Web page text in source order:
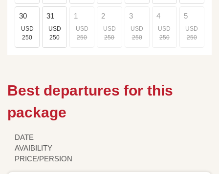
30
USD
250
31
USD
250
1
USD
250
2
USD
250
3
USD
250
4
USD
250
5
USD
250
Best departures for this
package
DATE
AVAIBILITY
PRICE/PERSION